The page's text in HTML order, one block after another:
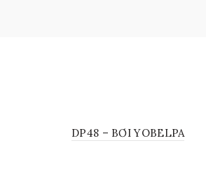
DP48 – BƠI YOBELPA